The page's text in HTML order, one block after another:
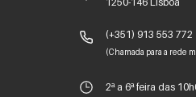
(+351) 913 553 772
(Chamada para a rede
2ª a 6ª feira das